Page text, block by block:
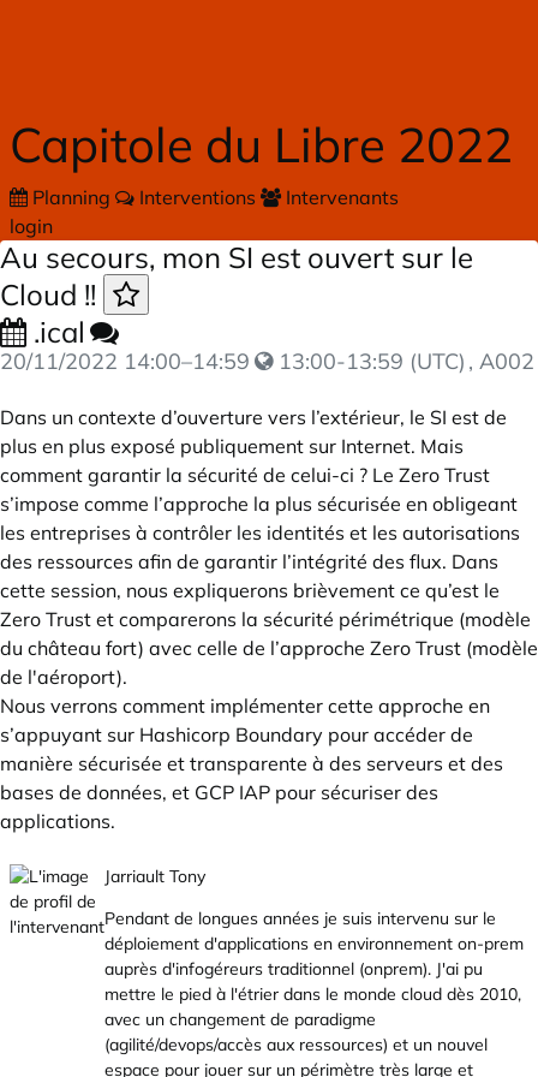
Capitole du Libre 2022
Planning Interventions
Intervenants
login
Au secours, mon SI est ouvert sur le
Cloud !!
.ical
20/11/2022 14:00–14:59 13:00-13:59 (UTC) , A002
Dans un contexte d’ouverture vers l’extérieur, le SI est de
plus en plus exposé publiquement sur Internet. Mais
comment garantir la sécurité de celui-ci ? Le Zero Trust
s’impose comme l’approche la plus sécurisée en obligeant
les entreprises à contrôler les identités et les autorisations
des ressources afin de garantir l’intégrité des flux. Dans
cette session, nous expliquerons brièvement ce qu’est le
Zero Trust et comparerons la sécurité périmétrique (modèle
du château fort) avec celle de l’approche Zero Trust (modèle
de l'aéroport).
Nous verrons comment implémenter cette approche en
s’appuyant sur Hashicorp Boundary pour accéder de
manière sécurisée et transparente à des serveurs et des
bases de données, et GCP IAP pour sécuriser des
applications.
Jarriault Tony
Pendant de longues années je suis intervenu sur le
déploiement d'applications en environnement on-prem
auprès d'infogéreurs traditionnel (onprem). J'ai pu
mettre le pied à l'étrier dans le monde cloud dès 2010,
avec un changement de paradigme
(agilité/devops/accès aux ressources) et un nouvel
espace pour jouer sur un périmètre très large et